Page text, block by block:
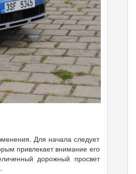
Для начала следует
привлекает внимание его
дорожный просвет